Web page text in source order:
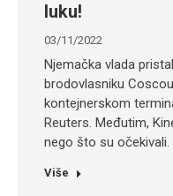
luku!
03/11/2022
Njemačka vlada
brodovlasniku
kontejnerskom
Reuters. Međutim,
nego što su očekivali.
Više